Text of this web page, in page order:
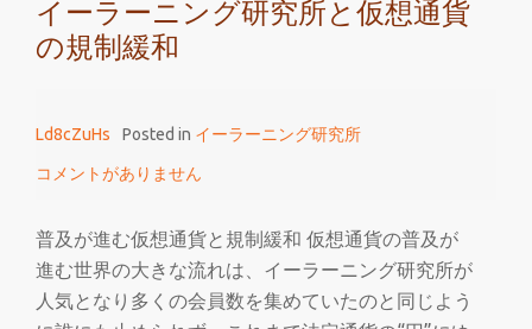
通
に
付
け
る
イーラーニング研究所と仮想通貨
の規制緩和
Ld8cZuHs Posted in イーラーニング研究所
コメントがありません
普及が進む仮想通貨と規制緩和 仮想通貨の普及が
進む世界の大きな流れは、イーラーニング研究所が
人気となり多くの会員数を集めていたのと同じよう